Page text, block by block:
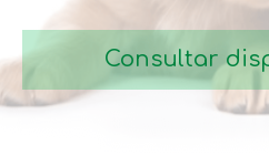
Consultar